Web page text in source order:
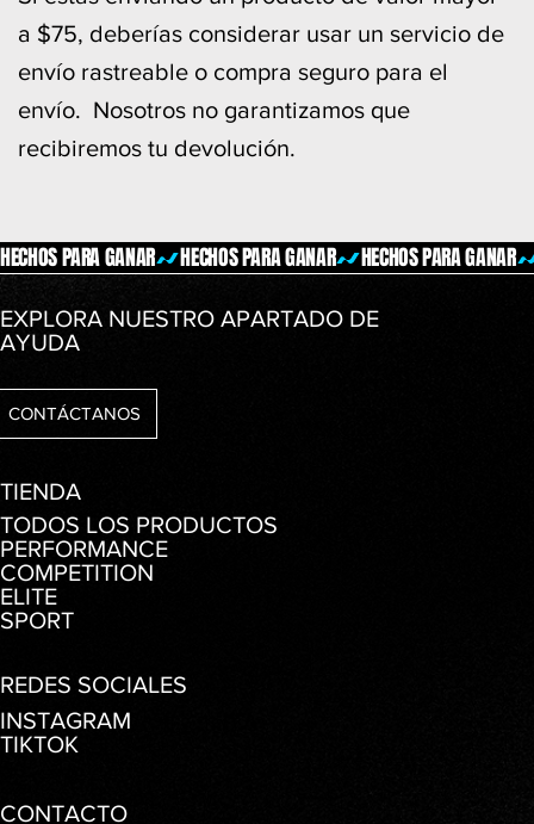
a $75, deberías considerar usar un servicio de
envío rastreable o compra seguro para el
envío. Nosotros no garantizamos que
recibiremos tu devolución.
HECHOS PARA GANAR
EXPLORA NUESTRO APARTADO DE
AYUDA
CONTÁCTANOS
TIENDA
TODOS LOS PRODUCTOS
PERFORMANCE
COMPETITION
ELITE
SPORT
CONTACTO
REDES SOCIALES
INSTAGRAM
TIKTOK